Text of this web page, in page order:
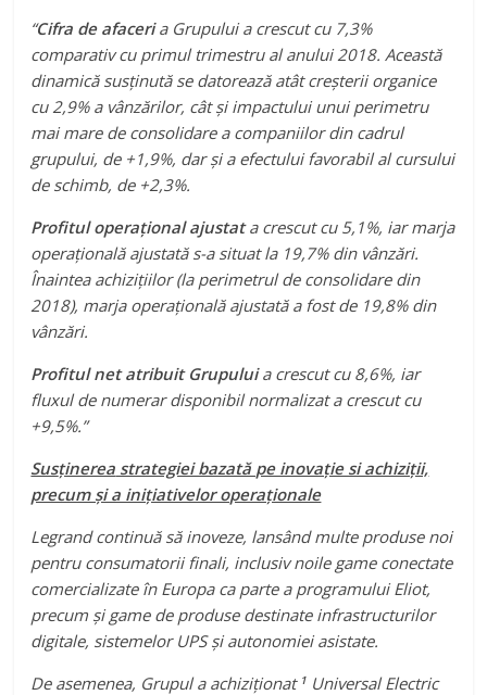
“Cifra de afaceria Grupului a crescut cu 7,3%
comparativ cu primul trimestru al anului 2018. Această
dinamică susținută se datorează atât creșterii organice
cu 2,9% a vânzărilor, cât și impactului unui perimetru
mai mare de consolidare a companiilor din cadrul
grupului, de +1,9%, dar și a efectului favorabil al cursului
de schimb, de +2,3%.
Profitul operațional ajustata crescut cu 5,1%, iar marja
operațională ajustată s-a situat la 19,7% din vânzări.
Înaintea achizițiilor (la perimetrul de consolidare din
2018), marja operațională ajustată a fost de 19,8% din
vânzări.
Profitul net atribuit Grupuluia crescut cu 8,6%, iar
fluxul de numerar disponibil normalizat a crescut cu
+9,5%.”
Susţinerea strategiei bazată pe inovație si achiziții,
precum și a inițiativelor operaționale
Legrand continuă să inoveze, lansând multe produse noi
pentru consumatorii finali, inclusiv noile game conectate
comercializate în Europa ca parte a programului Eliot,
precum și game de produse destinate infrastructurilor
digitale, sistemelor UPS și autonomiei asistate.
De asemenea, Grupul a achiziționat 1 Universal Electric